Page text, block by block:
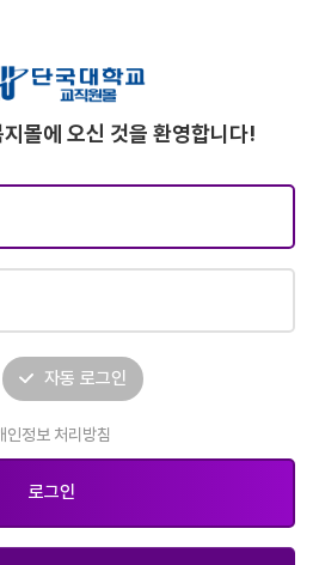
몰에 오신 것을 환영합니다!
자동 로그인
인정보 처리방침